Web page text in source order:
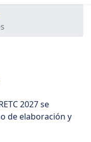
2027 se
de elaboración y